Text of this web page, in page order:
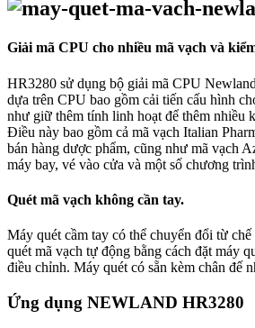
Giải mã CPU cho nhiều mã vạch và
HR3280 sử dụng bộ giải mã CPU
dựa trên CPU bao gồm cải tiến cấu hình
như giữ thêm tính linh hoạt để thêm nhiều
Điều này bao gồm cả mã vạch Italian
bán hàng dược phẩm, cũng như mã vạch
máy bay, vé vào cửa và một số chương
Quét mã vạch không cần tay.
Máy quét cầm tay có thể chuyển đổi từ
quét mã vạch tự động bằng cách đặt máy
điều chỉnh. Máy quét có sẵn kèm chân đế
Ứng dụng NEWLAND HR3280